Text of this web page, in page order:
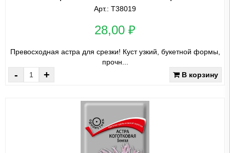
Арт.: Т38019
28,00 ₽
Превосходная астра для срезки! Куст узкий, букетной формы,
прочн...
- + В корзину